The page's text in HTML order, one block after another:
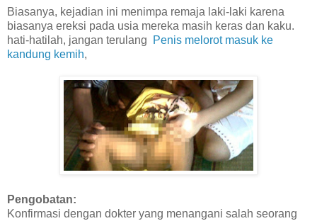
Biasanya, kejadian ini menimpa remaja laki-laki karena
biasanya ereksi pada usia mereka masih keras dan kaku.
hati-hatilah, jangan terulang
Penis melorot masuk ke
kandung kemih,
Pengobatan:
Konfirmasi dengan dokter yang menangani salah seorang